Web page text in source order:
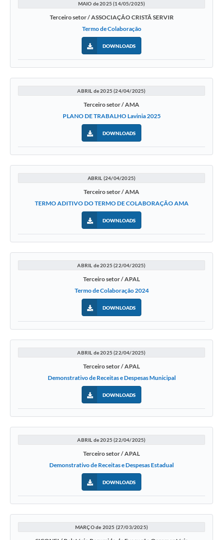
MAIO de 2025 (14/05/2025)
Terceiro setor / ASSOCIAÇÃO CRISTÃ SERVIR
Termo de Colaboração
DOWNLOADS
ABRIL de 2025 (24/04/2025)
Terceiro setor / AMA
PLANO DE TRABALHO Lavinia 2025
DOWNLOADS
ABRIL (24/04/2025)
Terceiro setor / AMA
TERMO ADITIVO DO TERMO DE COLABORAÇÃO AMA
DOWNLOADS
ABRIL de 2025 (22/04/2025)
Terceiro setor / APAL
Termo de Colaboração 2024
DOWNLOADS
ABRIL de 2025 (22/04/2025)
Terceiro setor / APAL
Demonstrativo de Receitas e Despesas Municipal
DOWNLOADS
ABRIL de 2025 (22/04/2025)
Terceiro setor / APAL
Demonstrativo de Receitas e Despesas Estadual
DOWNLOADS
MARÇO de 2025 (27/03/2025)